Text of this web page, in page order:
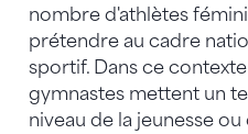
nombre d'athlètes
prétendre au cadre
sportif. Dans ce
gymnastes mettent un
niveau de la jeunesse